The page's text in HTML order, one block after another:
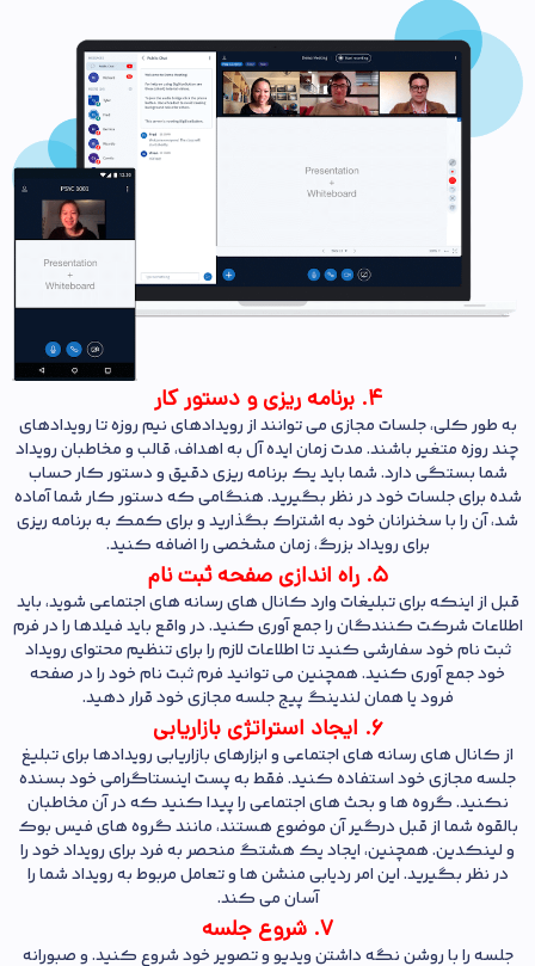
4. برنامه ریزی و دستور کار
به طور کلی، جلسات مجازی می توانند از رویدادهای نیم روزه تا رویدادهای
چند روزه متغیر باشند. مدت زمان ایده آل به اهداف، قالب و مخاطبان رویداد
شما بستگی دارد. شما باید یک برنامه ریزی دقیق و دستور کار حساب
شده برای جلسات خود در نظر بگیرید. هنگامی که دستور کار شما آماده
شد، آن را با سخنرانان خود به اشتراک بگذارید و برای کمک به برنامه ریزی
برای رویداد بزرگ، زمان مشخصی را اضافه کنید.
5. راه اندازی صفحه ثبت نام
قبل از اینکه برای تبلیغات وارد کانال های رسانه های اجتماعی شوید، باید
اطلاعات شرکت کنندگان را جمع آوری کنید. در واقع باید فیلدها را در فرم
ثبت نام خود سفارشی کنید تا اطلاعات لازم را برای تنظیم محتوای رویداد
خود جمع آوری کنید. همچنین می توانید فرم ثبت نام خود را در صفحه
فرود یا همان لندینگ پیج جلسه مجازی خود قرار دهید.
6. ایجاد استراتژی بازاریابی
از کانال های رسانه های اجتماعی و ابزارهای بازاریابی رویدادها برای تبلیغ
جلسه مجازی خود استفاده کنید. فقط به پست اینستاگرامی خود بسنده
نکنید. گروه ها و بحث های اجتماعی را پیدا کنید که در آن مخاطبان
بالقوه شما از قبل درگیر آن موضوع هستند، مانند گروه های فیس بوک
و لینکدین. همچنین، ایجاد یک هشتگ منحصر به فرد برای رویداد خود را
در نظر بگیرید. این امر ردیابی منشن ها و تعامل مربوط به رویداد شما را
آسان می کند.
7. شروع جلسه
جلسه را با روشن نگه داشتن ویدیو و تصویر خود شروع کنید. و صبورانه